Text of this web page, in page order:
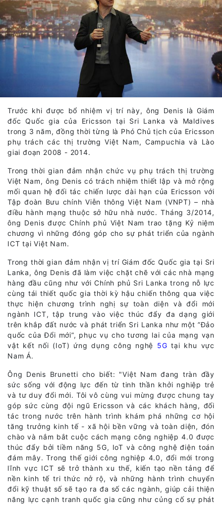
Trước khi được bổ nhiệm vị trí này, ông Denis là Giám
đốc Quốc gia của Ericsson tại Sri Lanka và Maldives
trong 3 năm, đồng thời từng là Phó Chủ tịch của Ericsson
phụ trách các thị trường Việt Nam, Campuchia và Lào
giai đoạn 2008 - 2014.
Trong thời gian đảm nhận chức vụ phụ trách thị trường
Việt Nam, ông Denis có trách nhiệm thiết lập và mở rộng
mối quan hệ đối tác chiến lược dài hạn của Ericsson với
Tập đoàn Bưu chính Viễn thông Việt Nam (VNPT) – nhà
điều hành mạng thuộc sở hữu nhà nước. Tháng 3/2014,
ông Denis được Chính phủ Việt Nam trao tặng Kỷ niệm
chương vì những đóng góp cho sự phát triển của ngành
ICT tại Việt Nam.
Trong thời gian đảm nhận vị trí Giám đốc Quốc gia tại Sri
Lanka, ông Denis đã làm việc chặt chẽ với các nhà mạng
hàng đầu cũng như với Chính phủ Sri Lanka trong nỗ lực
cùng tái thiết quốc gia thời kỳ hậu chiến thông qua việc
thực hiện chương trình nghị sự toàn diện và đổi mới
ngành ICT, tập trung vào việc thúc đẩy đa dạng giới
trên khắp đất nước và phát triển Sri Lanka như một ”Đảo
quốc của Đổi mới”, phục vụ cho tương lai của mạng vạn
vật kết nối (IoT) ứng dụng công nghệ 5G tại khu vực
Nam Á.
Ông Denis Brunetti cho biết: "Việt Nam đang tràn đầy
sức sống với động lực đến từ tinh thần khởi nghiệp trẻ
và tư duy đổi mới. Tôi vô cùng vui mừng được chung tay
góp sức cùng đội ngũ Ericsson và các khách hàng, đối
tác trong nước trên hành trình khám phá những cơ hội
tăng trưởng kinh tế - xã hội bền vững và toàn diện, đón
chào và nắm bắt cuộc cách mạng công nghiệp 4.0 được
thúc đẩy bởi tiềm năng 5G, IoT và công nghệ điện toán
đám mây. Trong thế giới công nghiệp 4.0, đổi mới trong
lĩnh vực ICT sẽ trở thành xu thế, kiến tạo nền tảng để
nền kinh tế tri thức nở rộ, và những hành trình chuyển
đổi kỹ thuật số sẽ tạo ra đa số các ngành, giúp cải thiện
năng lực cạnh tranh quốc gia cũng như củng cố sự phát